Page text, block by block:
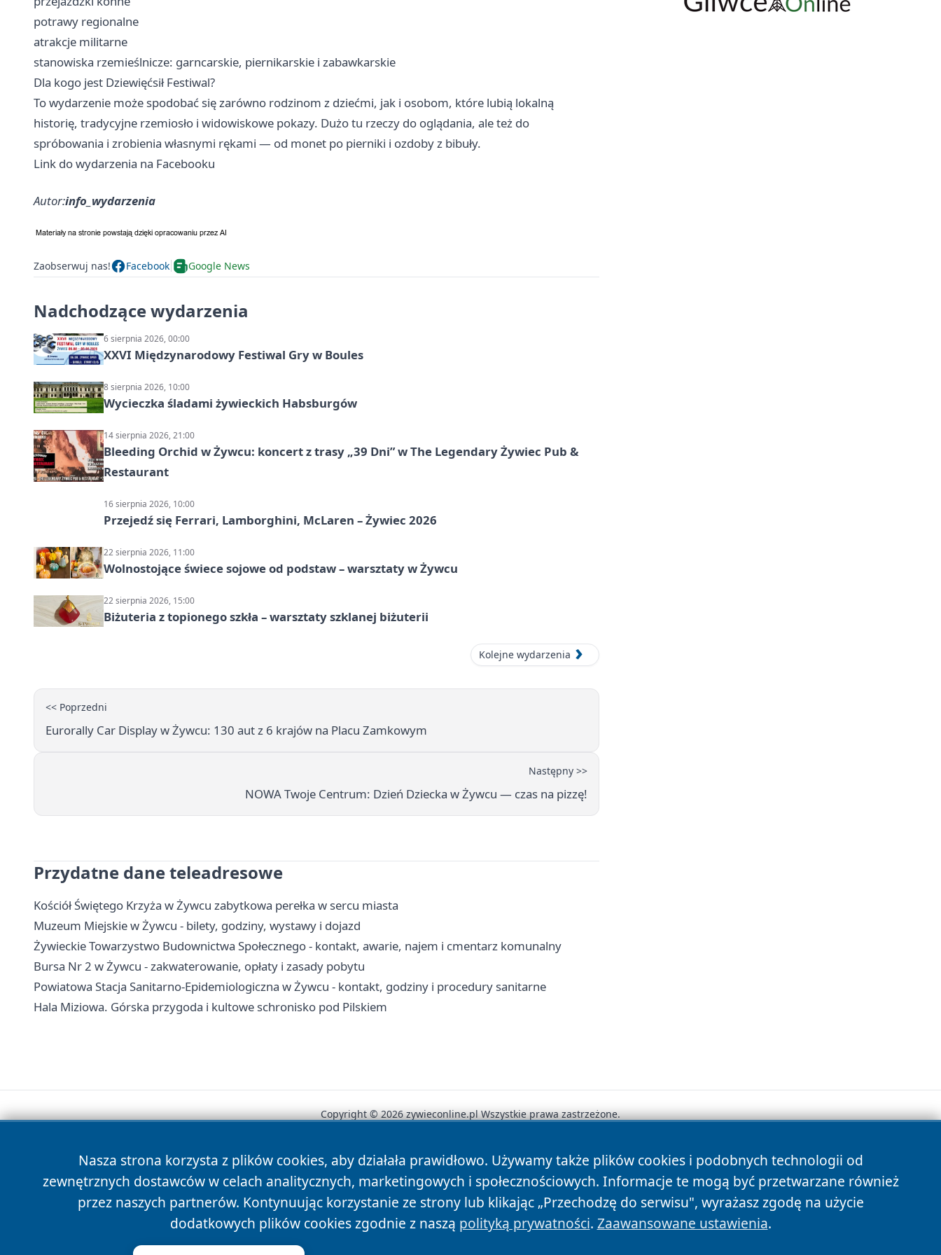
potrawy regionalne
atrakcje militarne
stanowiska rzemieślnicze: garncarskie, piernikarskie i zabawkarskie
Dla kogo jest Dziewięćsił Festiwal?
To wydarzenie może spodobać się zarówno rodzinom z dziećmi, jak i osobom, które lubią lokalną
historię, tradycyjne rzemiosło i widowiskowe pokazy. Dużo tu rzeczy do oglądania, ale też do
spróbowania i zrobienia własnymi rękami — od monet po pierniki i ozdoby z bibuły.
Link do wydarzenia na Facebooku
Autor:info_wydarzenia
Zaobserwuj nas! Facebook Google News
Nadchodzące wydarzenia
6 sierpnia 2026, 00:00
XXVI Międzynarodowy Festiwal Gry w Boules
8 sierpnia 2026, 10:00
Wycieczka śladami żywieckich Habsburgów
14 sierpnia 2026, 21:00
Bleeding Orchid w Żywcu: koncert z trasy „39 Dni” w The Legendary Żywiec Pub &
Restaurant
16 sierpnia 2026, 10:00
Przejedź się Ferrari, Lamborghini, McLaren – Żywiec 2026
22 sierpnia 2026, 11:00
Wolnostojące świece sojowe od podstaw – warsztaty w Żywcu
22 sierpnia 2026, 15:00
Biżuteria z topionego szkła – warsztaty szklanej biżuterii
Kolejne wydarzenia
<< Poprzedni
Eurorally Car Display w Żywcu: 130 aut z 6 krajów na Placu Zamkowym
Następny >>
NOWA Twoje Centrum: Dzień Dziecka w Żywcu — czas na pizzę!
Przydatne dane teleadresowe
Kościół Świętego Krzyża w Żywcu zabytkowa perełka w sercu miasta
Muzeum Miejskie w Żywcu - bilety, godziny, wystawy i dojazd
Żywieckie Towarzystwo Budownictwa Społecznego - kontakt, awarie, najem i cmentarz komunalny
Bursa Nr 2 w Żywcu - zakwaterowanie, opłaty i zasady pobytu
Powiatowa Stacja Sanitarno-Epidemiologiczna w Żywcu - kontakt, godziny i procedury sanitarne
Hala Miziowa. Górska przygoda i kultowe schronisko pod Pilskiem
Nasza strona korzysta z plików cookies, aby działała prawidłowo. Używamy także plików cookies i podobnych technologii od
zewnętrznych dostawców w celach analitycznych, marketingowych i społecznościowych. Informacje te mogą być przetwarzane również
przez naszych partnerów. Kontynuując korzystanie ze strony lub klikając „Przechodzę do serwisu", wyrażasz zgodę na użycie
dodatkowych plików cookies zgodnie z naszą polityką prywatności. Zaawansowane ustawienia.
Copyright © 2026 zywieconline.pl Wszystkie prawa zastrzeżone.
News Autorzy Polityka Prywatności Polityka Cookies